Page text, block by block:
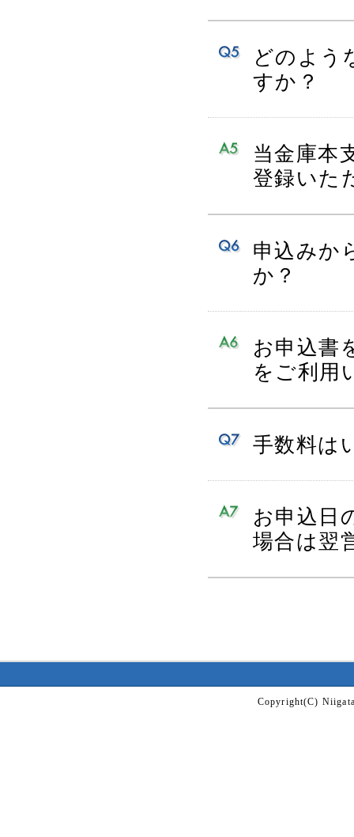
どのよう
すか？
当金庫本
登録いた
申込みか
か？
お申込書
をご利用
手数料は
お申込日
場合は翌
Copyright(C)